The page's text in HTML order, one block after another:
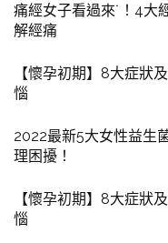
痛經女子看過來˙！4大
解經痛
【懷孕初期】8大症狀
惱
2022最新5大女性益生
理困擾！
【懷孕初期】8大症狀
惱